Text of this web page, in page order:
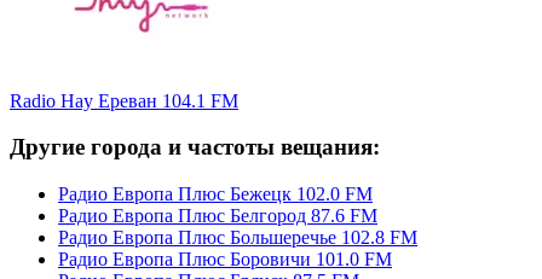
Radio Hay Ереван 104.1 FM
Другие города и частоты вещания:
Радио Европа Плюс Бежецк 102.0 FM
Радио Европа Плюс Белгород 87.6 FM
Радио Европа Плюс Большеречье 102.8 FM
Радио Европа Плюс Боровичи 101.0 FM